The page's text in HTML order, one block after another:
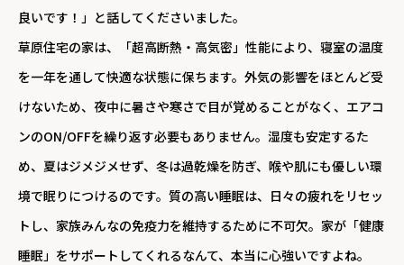
良いです！」と話してくださいました。
草原住宅の家は、「超高断熱・高気密」性能により、寝室の温度
を一年を通して快適な状態に保ちます。外気の影響をほとんど受
けないため、夜中に暑さや寒さで目が覚めることがなく、エアコ
ンのON/OFFを繰り返す必要もありません。湿度も安定するた
め、夏はジメジメせず、冬は過乾燥を防ぎ、喉や肌にも優しい環
境で眠りにつけるのです。質の高い睡眠は、日々の疲れをリセッ
トし、家族みんなの免疫力を維持するために不可欠。家が「健康
睡眠」をサポートしてくれるなんて、本当に心強いですよね。